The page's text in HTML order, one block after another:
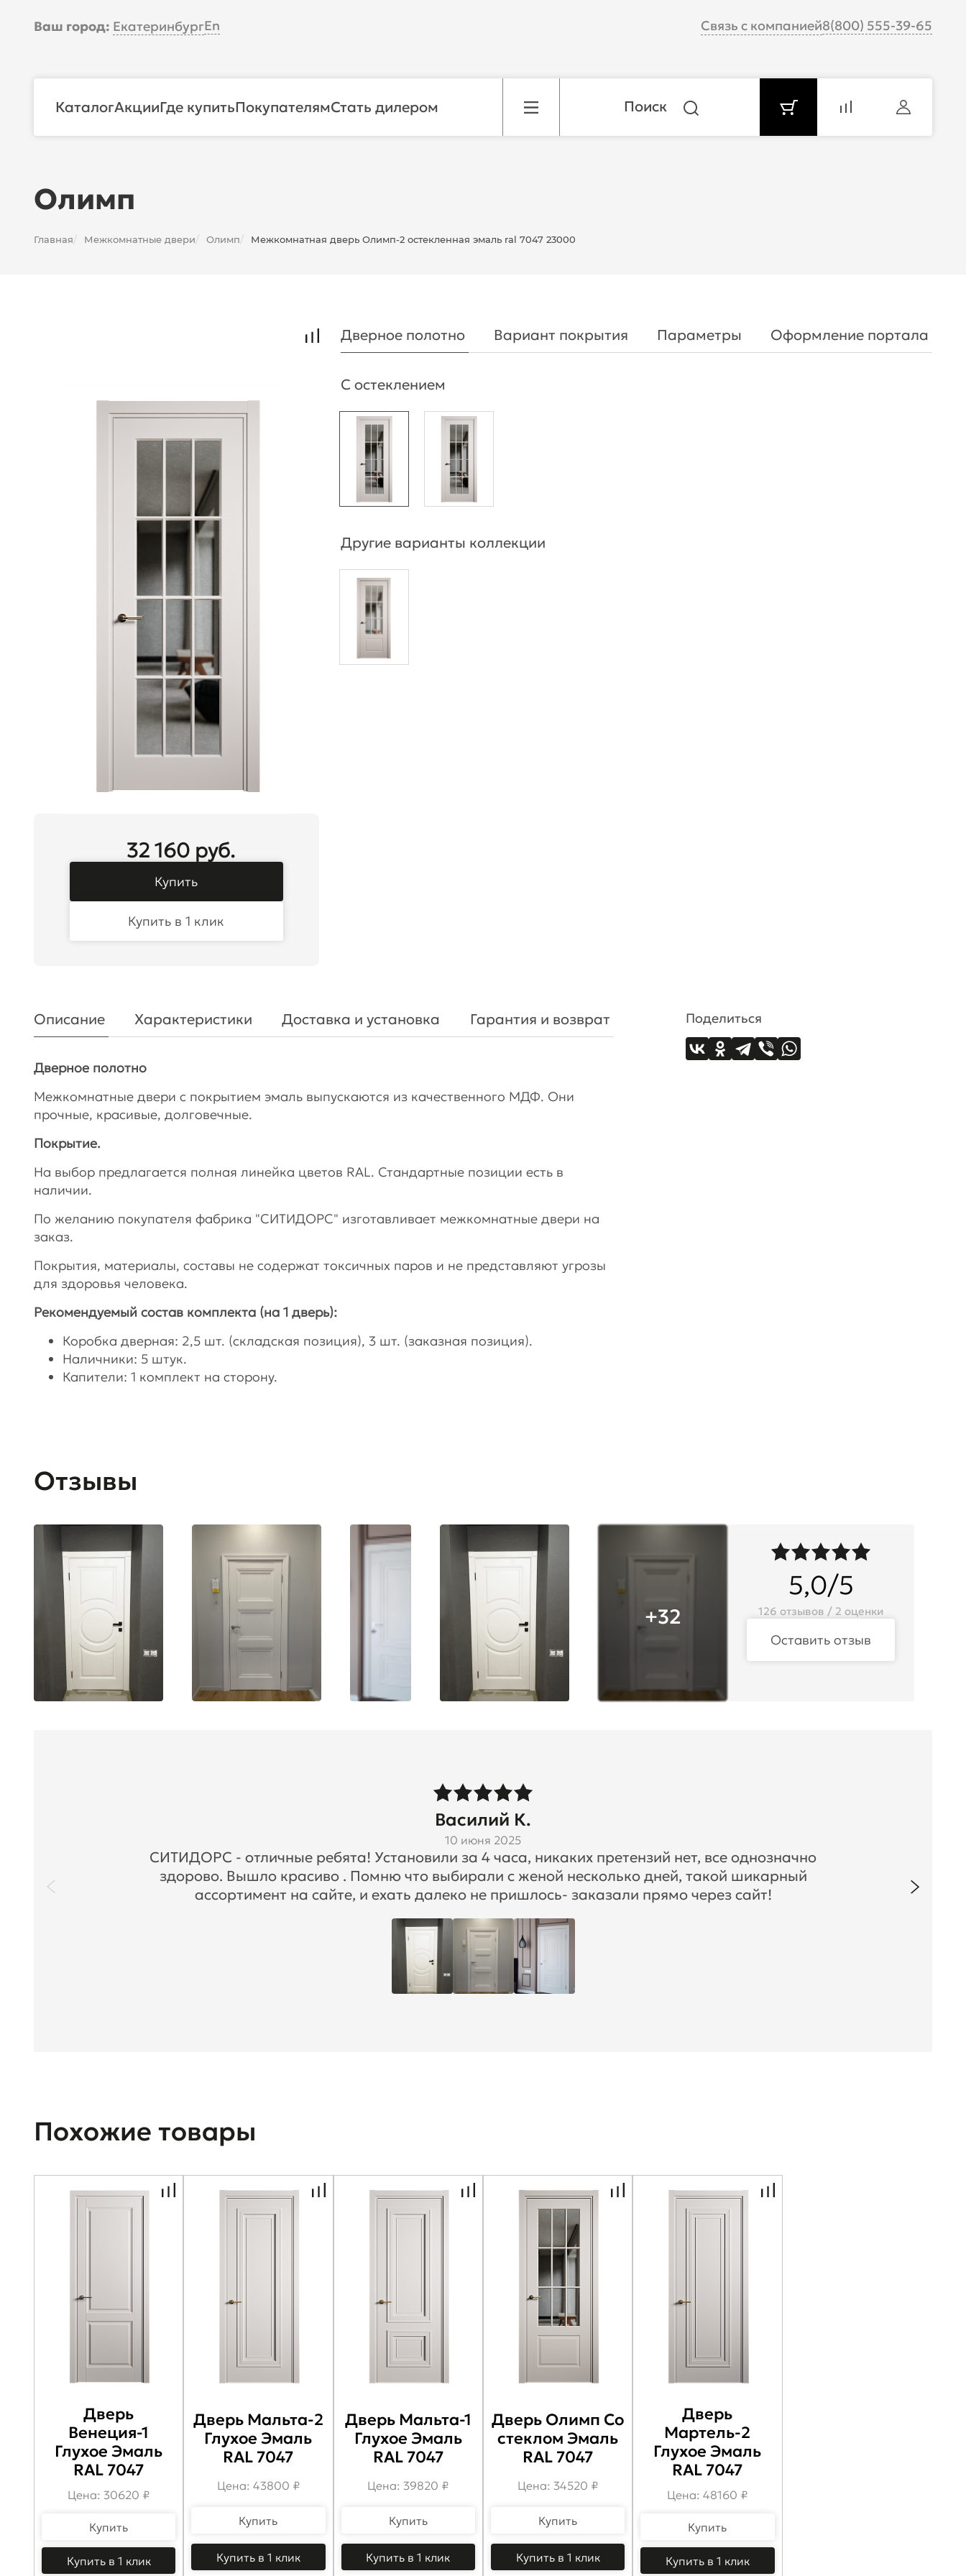
Ваш город: ЕкатеринбургEn Связь с компанией8(800) 555-39-65
КаталогАкцииГде купитьПокупателямСтать дилером
Олимп
Главная/ Межкомнатные двери/ Олимп/ Межкомнатная дверь Олимп-2 остекленная эмаль ral 7047 23000
32 160 руб.
Купить
Купить в 1 клик
Дверное полотно Вариант покрытия Параметры Оформление портала
С остеклением
Другие варианты коллекции
Описание Характеристики Доставка и установка Гарантия и возврат
Дверное полотно
Межкомнатные двери с покрытием эмаль выпускаются из качественного МДФ. Они
прочные, красивые, долговечные.
Покрытие.
На выбор предлагается полная линейка цветов RAL. Стандартные позиции есть в
наличии.
По желанию покупателя фабрика "СИТИДОРС" изготавливает межкомнатные двери на
заказ.
Покрытия, материалы, составы не содержат токсичных паров и не представляют угрозы
для здоровья человека.
Рекомендуемый состав комплекта (на 1 дверь):
Коробка дверная: 2,5 шт. (складская позиция), 3 шт. (заказная позиция).
Наличники: 5 штук.
Капители: 1 комплект на сторону.
Поделиться
Отзывы
+32
5,0/5
126 отзывов / 2 оценки
Оставить отзыв
Василий К.
10 июня 2025
СИТИДОРС - отличные ребята! Установили за 4 часа, никаких претензий нет, все однозначно
здорово. Вышло красиво . Помню что выбирали с женой несколько дней, такой шикарный
ассортимент на сайте, и ехать далеко не пришлось- заказали прямо через сайт!
Похожие товары
Дверь
Венеция-1
Глухое Эмаль
RAL 7047
Цена: 30620 ₽
Купить
Купить в 1 клик
Дверь Мальта-2
Глухое Эмаль
RAL 7047
Цена: 43800 ₽
Купить
Купить в 1 клик
Дверь Мальта-1
Глухое Эмаль
RAL 7047
Цена: 39820 ₽
Купить
Купить в 1 клик
Дверь Олимп Со
стеклом Эмаль
RAL 7047
Цена: 34520 ₽
Купить
Купить в 1 клик
Дверь
Мартель-2
Глухое Эмаль
RAL 7047
Цена: 48160 ₽
Купить
Купить в 1 клик